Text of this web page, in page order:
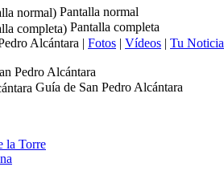
Pantalla normal
Pantalla completa
Alcántara | Fotos | Vídeos | Tu Noticia
Pedro Alcántara
Guía de San Pedro Alcántara
la Torre